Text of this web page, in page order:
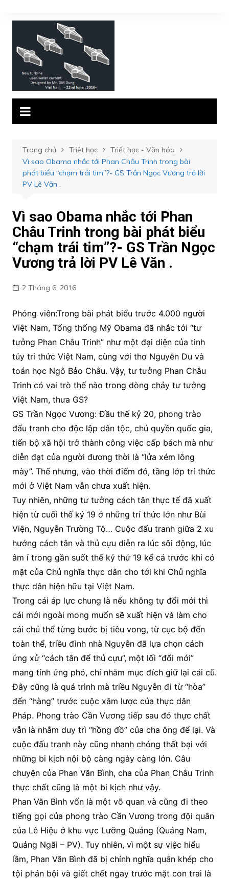
đến
Trang chủ Triêt học
Triết học - Văn hóa
Vì sao Obama nhắc tới Phan Châu Trinh trong bài
phát biểu “chạm trái tim”?- GS Trần Ngọc Vương trả lời
PV Lê Văn .
Vì sao Obama nhắc tới Phan
Châu Trinh trong bài phát biểu
“chạm trái tim”?- GS Trần Ngọc
Vương trả lời PV Lê Văn .
2 Tháng 6, 2016
Phóng viên:Trong bài phát biểu trước 4.000 người
Việt Nam, Tổng thống Mỹ Obama đã nhắc tới “tư
tưởng Phan Châu Trinh” như một đại diện của tinh
túy tri thức Việt Nam, cùng với thơ Nguyễn Du và
toán học Ngô Bảo Châu. Vậy, tư tưởng Phan Châu
Trinh có vai trò thế nào trong dòng chảy tư tưởng
Việt Nam, thưa GS?
GS Trần Ngọc Vương: Đầu thế kỷ 20, phong trào
đấu tranh cho độc lập dân tộc, chủ quyền quốc gia,
tiến bộ xã hội trở thành công việc cấp bách mà như
diễn đạt của người đương thời là “lửa xém lông
mày”. Thế nhưng, vào thời điểm đó, tầng lớp trí thức
mới ở Việt Nam vẫn chưa xuất hiện.
Tuy nhiên, những tư tưởng cách tân thực tế đã xuất
hiện từ cuối thế kỷ 19 ở những trí thức lớn như Bùi
Viện, Nguyễn Trường Tộ… Cuộc đấu tranh giữa 2 xu
hướng cách tân và thủ cựu diễn ra lúc sôi động, lúc
âm ỉ trong gần suốt thế kỷ thứ 19 kể cả trước khi có
mặt của Chủ nghĩa thực dân cho tới khi Chủ nghĩa
thực dân hiện hữu tại Việt Nam.
Trong cái áp lực chung là nếu không tự đổi mới thì
cái mới ngoài mong muốn sẽ xuất hiện và làm cho
cái chủ thể từng bước bị tiêu vong, từ cục bộ đến
toàn thể, triều đình nhà Nguyễn đã lựa chọn cách
ứng xử “cách tân để thủ cựu”, một lối “đổi mới”
mang tính ứng phó, chỉ nhằm mục đích giữ lại cái cũ.
Đây cũng là quá trình mà triều Nguyễn đi từ “hòa”
đến “hàng” trước cuộc xâm lược của thực dân
Pháp. Phong trào Cần Vương tiếp sau đó thực chất
vẫn là nhằm duy trì “hồng đồ” của cha ông để lại. Và
cuộc đấu tranh này cũng nhanh chóng thất bại với
những bi kịch nội bộ càng ngày càng lớn. Câu
chuyện của Phan Văn Bình, cha của Phan Châu Trinh
thực chất cũng là một bi kịch như vậy.
Phan Văn Bình vốn là một võ quan và cũng đi theo
tiếng gọi của phong trào Cần Vương trong đội quân
của Lê Hiệu ở khu vực Lưỡng Quảng (Quảng Nam,
Quảng Ngãi – PV). Tuy nhiên, vì một sự việc hiểu
lầm, Phan Văn Bình đã bị chính nghĩa quân khép cho
tội phản bội và giết chết ngay trước mặt con trai là